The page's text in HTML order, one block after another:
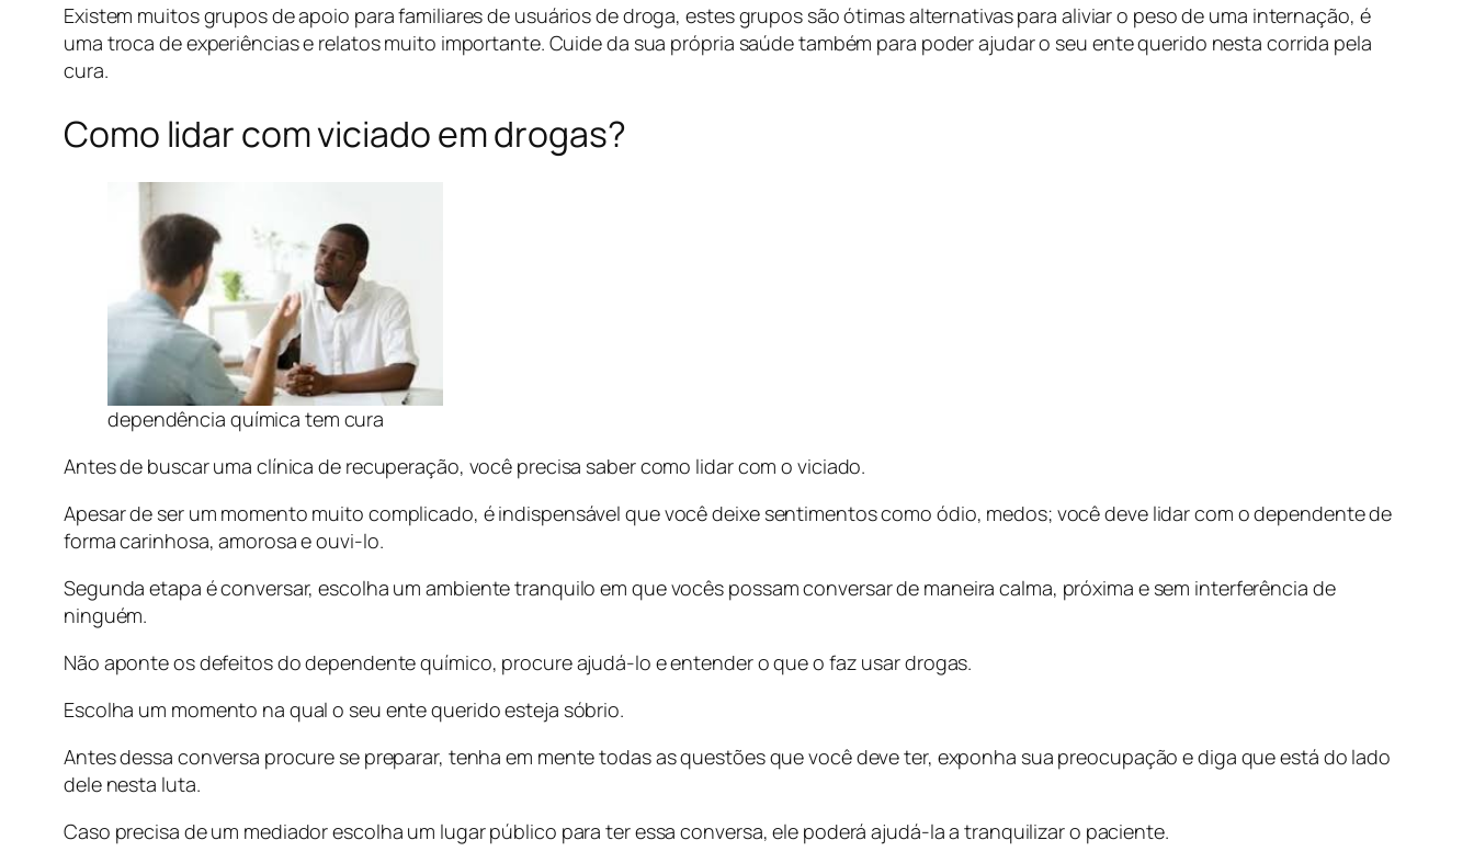
Existem muitos grupos de apoio para familiares de usuários de droga, estes grupos são ótimas alternativas para aliviar o peso de uma internação, é
uma troca de experiências e relatos muito importante. Cuide da sua própria saúde também para poder ajudar o seu ente querido nesta corrida pela
cura.
Como lidar com viciado em drogas?
dependência química tem cura
Antes de buscar uma clínica de recuperação, você precisa saber como lidar com o viciado.
Apesar de ser um momento muito complicado, é indispensável que você deixe sentimentos como ódio, medos; você deve lidar com o dependente de
forma carinhosa, amorosa e ouvi-lo.
Segunda etapa é conversar, escolha um ambiente tranquilo em que vocês possam conversar de maneira calma, próxima e sem interferência de
ninguém.
Não aponte os defeitos do dependente químico, procure ajudá-lo e entender o que o faz usar drogas.
Escolha um momento na qual o seu ente querido esteja sóbrio.
Antes dessa conversa procure se preparar, tenha em mente todas as questões que você deve ter, exponha sua preocupação e diga que está do lado
dele nesta luta.
Caso precisa de um mediador escolha um lugar público para ter essa conversa, ele poderá ajudá-la a tranquilizar o paciente.